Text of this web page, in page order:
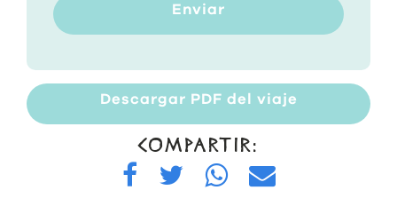
Enviar
Descargar PDF del viaje
COMPARTIR: